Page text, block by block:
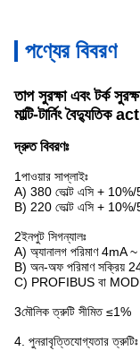
পণ্যের বিবরণ
তাপ সুরক্ষা এবং টর্ক
মাল্টি-টার্নিং বৈদ্যুতিক
দ্রুত বিবরণঃ
1পাওয়ার সাপ্লাইঃ
A) 380 ভোল্ট এসি + 10%/
B) 220 ভোল্ট এসি + 10%/
2ইনপুট সিগন্যালঃ
A) অ্যানালগ পরিমাণ
B) অন-অফ পরিমাণ সক্রিয়
C) PROFIBUS বা
3মৌলিক ত্রুটি সীমিত ≤1%
4. পুনরাবৃত্তিযোগ্যতার